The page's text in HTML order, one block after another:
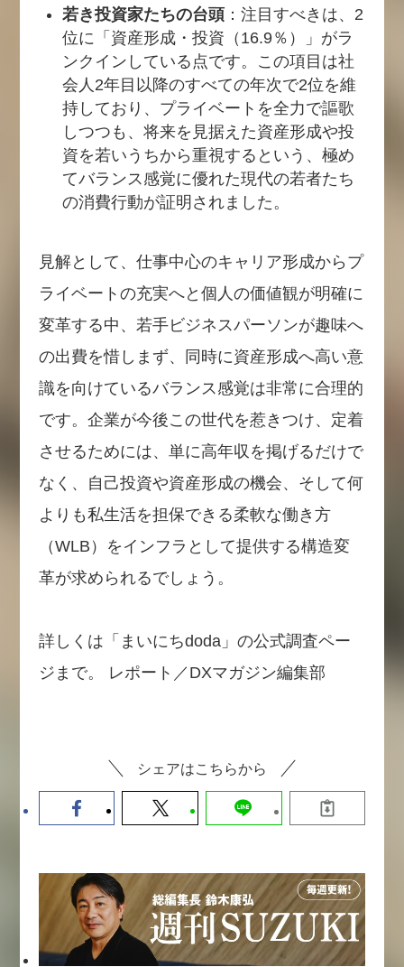
若き投資家たちの台頭 ：注目すべきは、2
位に「資産形成・投資（16.9％）」がラ
ンクインしている点です。この項目は社
会人2年目以降のすべての年次で2位を維
持しており、プライベートを全力で謳歌
しつつも、将来を見据えた資産形成や投
資を若いうちから重視するという、極め
てバランス感覚に優れた現代の若者たち
の消費行動が証明されました。
見解として、仕事中心のキャリア形成からプ
ライベートの充実へと個人の価値観が明確に
変革する中、若手ビジネスパーソンが趣味へ
の出費を惜しまず、同時に資産形成へ高い意
識を向けているバランス感覚は非常に合理的
です。企業が今後この世代を惹きつけ、定着
させるためには、単に高年収を掲げるだけで
なく、自己投資や資産形成の機会、そして何
よりも私生活を担保できる柔軟な働き方
（WLB）をインフラとして提供する構造変
革が求められるでしょう。
詳しくは「まいにちdoda」の公式調査ペー
ジまで。 レポート／DXマガジン編集部
シェアはこちらから